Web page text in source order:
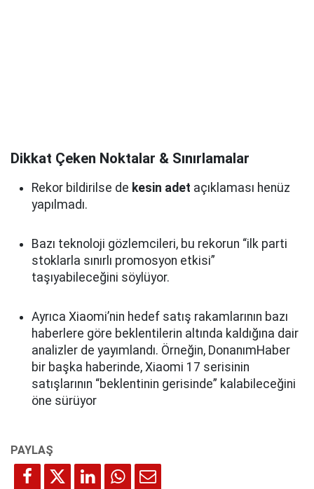
Dikkat Çeken Noktalar & Sınırlamalar
Rekor bildirilse de kesin adet açıklaması henüz
yapılmadı.
Bazı teknoloji gözlemcileri, bu rekorun “ilk parti
stoklarla sınırlı promosyon etkisi”
taşıyabileceğini söylüyor.
Ayrıca Xiaomi’nin hedef satış rakamlarının bazı
haberlere göre beklentilerin altında kaldığına dair
analizler de yayımlandı. Örneğin, DonanımHaber
bir başka haberinde, Xiaomi 17 serisinin
satışlarının “beklentinin gerisinde” kalabileceğini
öne sürüyor